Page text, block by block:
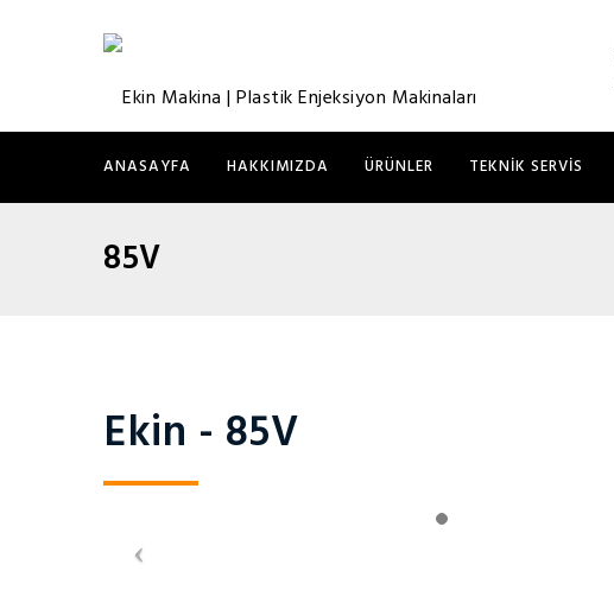
ANASAYFA HAKKIMIZDA ÜRÜNLER TEKNIK SERVIS
85V
Ekin - 85V